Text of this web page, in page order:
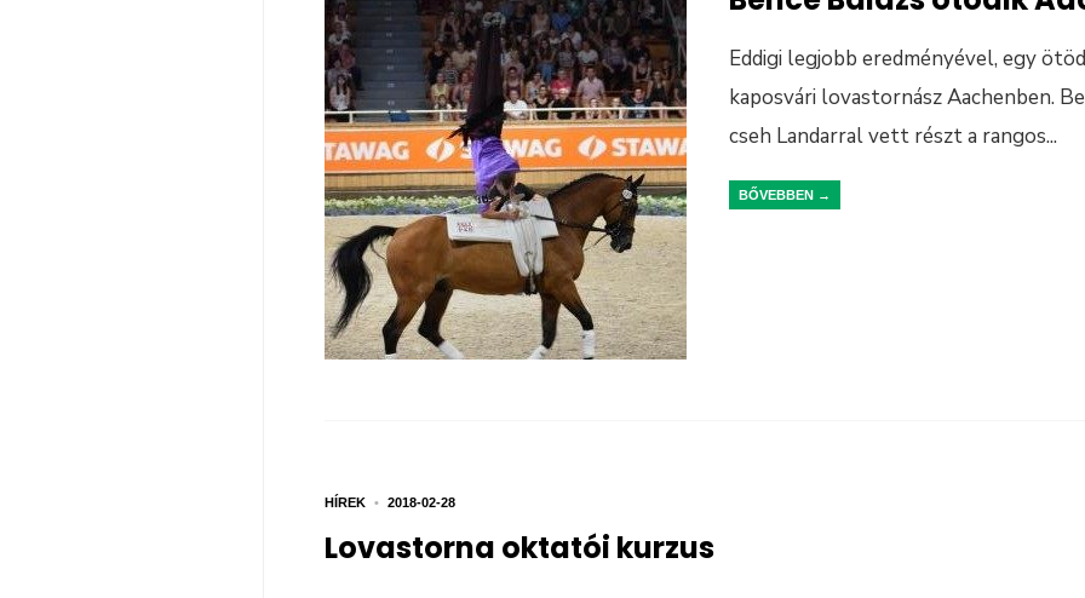
Eddigi legjobb eredményével, egy
kaposvári lovastornász Aachenben.
cseh Landarral vett részt a rangos...
BŐVEBBEN →
HÍREK • 2018-02-28
Lovastorna oktatói kurzus